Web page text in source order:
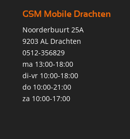
GSM Mobile Drachten
Noorderbuurt 25A
9203 AL Drachten
0512-356829
ma 13:00-18:00
di-vr 10:00-18:00
do 10:00-21:00
za 10:00-17:00